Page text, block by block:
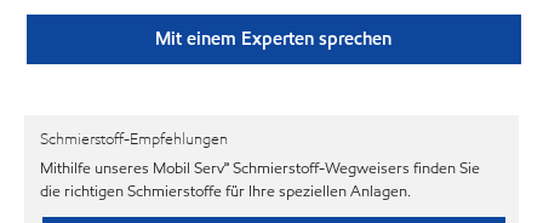
Mit einem Experten sprechen
Schmierstoff-Empfehlungen
Mithilfe unseres Mobil Serv℠ Schmierstoff-Wegweisers finden Sie
die richtigen Schmierstoffe für Ihre speziellen Anlagen.